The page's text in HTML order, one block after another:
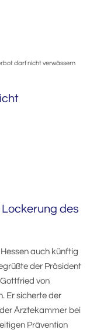
darf nicht verwässern
des
auch künftig
der Präsident
von
Er sicherte der
Ärztekammer bei
Prävention